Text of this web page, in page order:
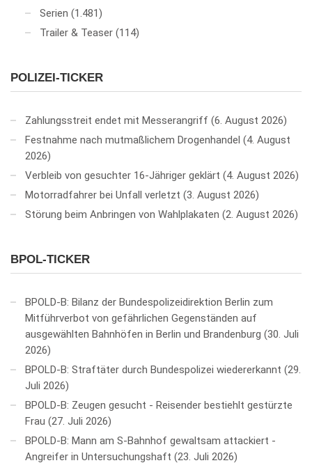
Serien (1.481)
Trailer & Teaser (114)
POLIZEI-TICKER
Zahlungsstreit endet mit Messerangriff 6. August 2026
Festnahme nach mutmaßlichem Drogenhandel
4. August
2026
Verbleib von gesuchter 16-Jähriger geklärt
4. August 2026
Motorradfahrer bei Unfall verletzt 3. August 2026
Störung beim Anbringen von Wahlplakaten
2. August 2026
BPOL-TICKER
BPOLD-B: Bilanz der Bundespolizeidirektion Berlin zum
Mitführverbot von gefährlichen Gegenständen auf
ausgewählten Bahnhöfen in Berlin und Brandenburg 30. Juli
2026
BPOLD-B: Straftäter durch Bundespolizei wiedererkannt
29.
Juli 2026
BPOLD-B: Zeugen gesucht - Reisender bestiehlt gestürzte
Frau
27. Juli 2026
BPOLD-B: Mann am S-Bahnhof gewaltsam attackiert -
Angreifer in Untersuchungshaft
23. Juli 2026